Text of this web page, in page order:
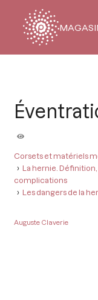
Corsets et matériels
La hernie.
complications
Les dangers de la
Auguste Claverie